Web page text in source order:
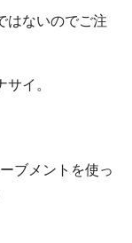
はないのでご注
イ。
ブメントを使っ